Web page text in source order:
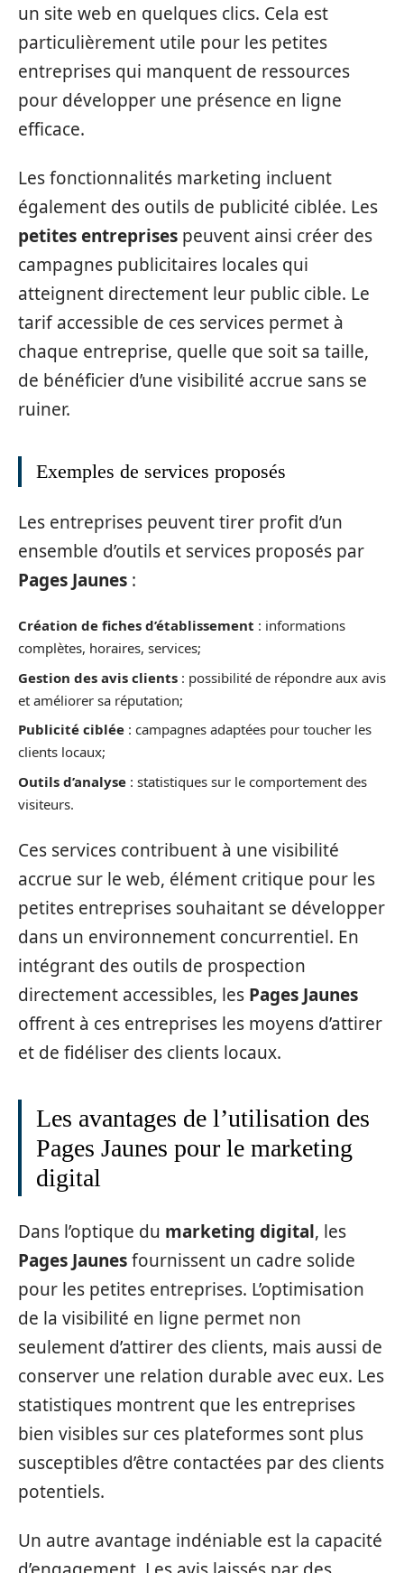
un site web en quelques clics. Cela est
particulièrement utile pour les petites
entreprises qui manquent de ressources
pour développer une présence en ligne
efficace.
Les fonctionnalités marketing incluent
également des outils de publicité ciblée. Les
petites entreprises peuvent ainsi créer des
campagnes publicitaires locales qui
atteignent directement leur public cible. Le
tarif accessible de ces services permet à
chaque entreprise, quelle que soit sa taille,
de bénéficier d’une visibilité accrue sans se
ruiner.
Exemples de services proposés
Les entreprises peuvent tirer profit d’un
ensemble d’outils et services proposés par
Pages Jaunes :
Création de fiches d’établissement : informations
complètes, horaires, services;
Gestion des avis clients : possibilité de répondre aux avis
et améliorer sa réputation;
Publicité ciblée : campagnes adaptées pour toucher les
clients locaux;
Outils d’analyse : statistiques sur le comportement des
visiteurs.
Ces services contribuent à une visibilité
accrue sur le web, élément critique pour les
petites entreprises souhaitant se développer
dans un environnement concurrentiel. En
intégrant des outils de prospection
directement accessibles, les Pages Jaunes
offrent à ces entreprises les moyens d’attirer
et de fidéliser des clients locaux.
Les avantages de l’utilisation des
Pages Jaunes pour le marketing
digital
Dans l’optique du marketing digital, les
Pages Jaunesfournissent un cadre solide
pour les petites entreprises. L’optimisation
de la visibilité en ligne permet non
seulement d’attirer des clients, mais aussi de
conserver une relation durable avec eux. Les
statistiques montrent que les entreprises
bien visibles sur ces plateformes sont plus
susceptibles d’être contactées par des clients
potentiels.
Un autre avantage indéniable est la capacité